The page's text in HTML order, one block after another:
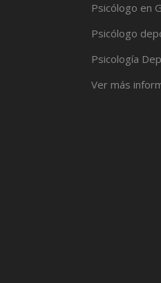
Psicólogo en
Psicólogo
Psicología
Ver más